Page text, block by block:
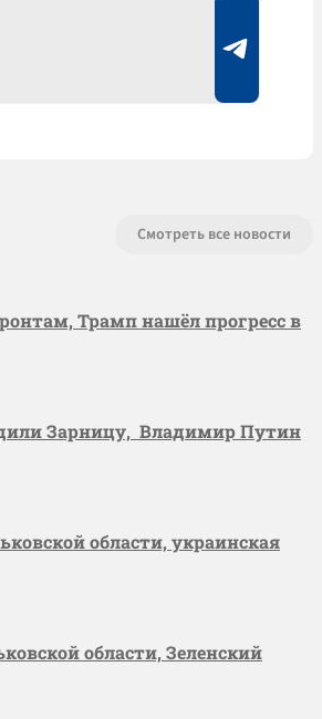
Смотреть все новости
Трамп нашёл прогресс в
Зарницу, Владимир Путин
области, украинская
области, Зеленский